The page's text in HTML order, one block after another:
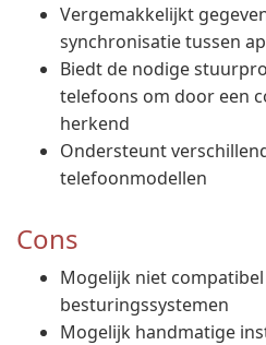
Vergemakkelijkt
synchronisatie tussen
Biedt de nodige
telefoons om door een
herkend
Ondersteunt
telefoonmodellen
Cons
Mogelijk niet
besturingssystemen
Mogelijk handmatige